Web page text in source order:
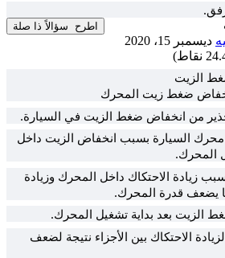
ديسمبر 15، 2020
نقاط)
الزيت
ضغط زيت المحرك
من انخفاض ضغط الزيت في السيارة.
السيارة بسبب انخفاض الزيت داخل
المحرك.
زيادة الاحتكاك داخل المحرك وزيادة
يضعف قدرة المحرك.
الزيت بعد بداية تشغيل المحرك.
الاحتكاك بين الأجزاء نتيجة لضعف